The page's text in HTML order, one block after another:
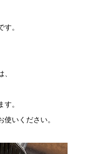
。
。
いください。